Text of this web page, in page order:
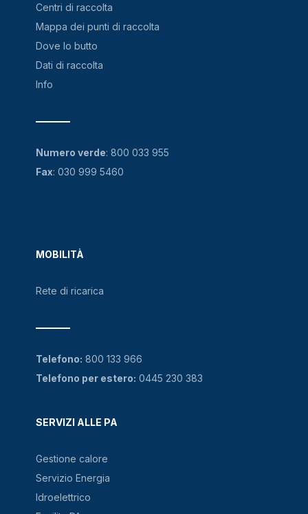
Centri di raccolta
Mappa dei punti di raccolta
Dove lo butto
Dati di raccolta
Info
MOBILITÀ
Rete di ricarica
SERVIZI ALLE PA
Gestione calore
Servizio Energia
Idroelettrico
Numero verde: 800 033 955
Fax: 030 999 5460
Telefono: 800 133 966
Telefono per estero: 0445 230 383